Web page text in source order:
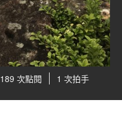
189 次點閱 1 次拍手